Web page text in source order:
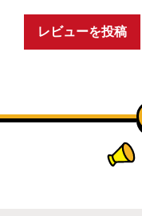
レビューを投稿